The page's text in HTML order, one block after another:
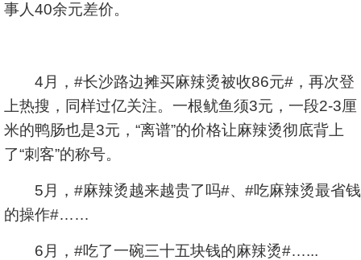
事人40余元差价。
4月，#长沙路边摊买麻辣烫被收86元#，再次登
上热搜，同样过亿关注。一根鱿鱼须3元，一段2-3厘
米的鸭肠也是3元，“离谱”的价格让麻辣烫彻底背上
了“刺客”的称号。
5月，#麻辣烫越来越贵了吗#、#吃麻辣烫最省钱
的操作#……
6月，#吃了一碗三十五块钱的麻辣烫#…...